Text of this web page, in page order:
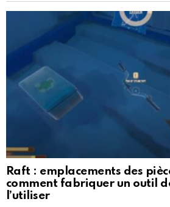
Raft : emplacements des
comment fabriquer un outil
l’utiliser